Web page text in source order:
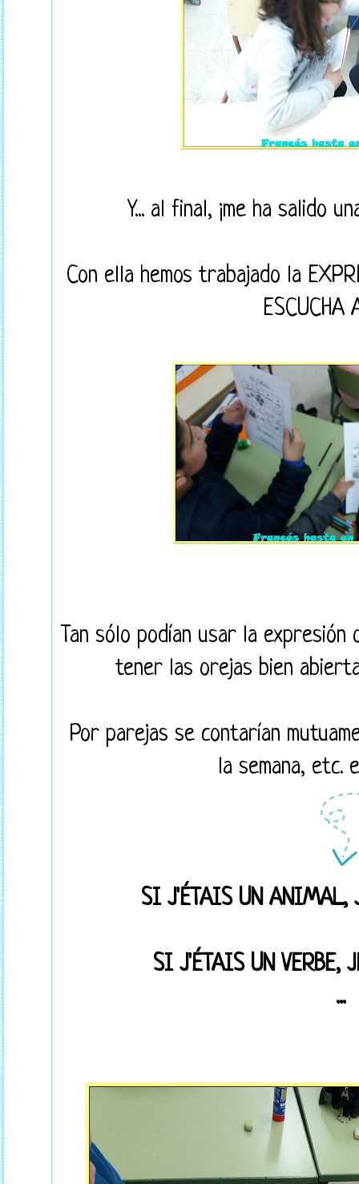
Y... al final, ¡me ha salido
Con ella hemos trabajado la
ESCUCHA
Tan sólo podían usar la
tener las orejas bien
Por parejas se contarían
la semana, etc.
SI J'ÉTAIS UN ANIMAL,
SI J'ÉTAIS UN VERBE,
...